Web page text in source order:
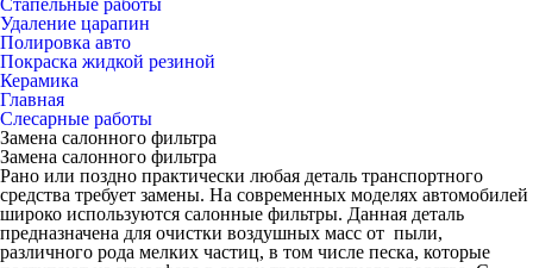
Стапельные работы
Удаление царапин
Полировка авто
Покраска жидкой резиной
Керамика
Главная
Слесарные работы
Замена салонного фильтра
Замена салонного фильтра
Рано или поздно практически любая деталь транспортного
средства требует замены. На современных моделях автомобилей
широко используются салонные фильтры. Данная деталь
предназначена для очистки воздушных масс от пыли,
различного рода мелких частиц, в том числе песка, которые